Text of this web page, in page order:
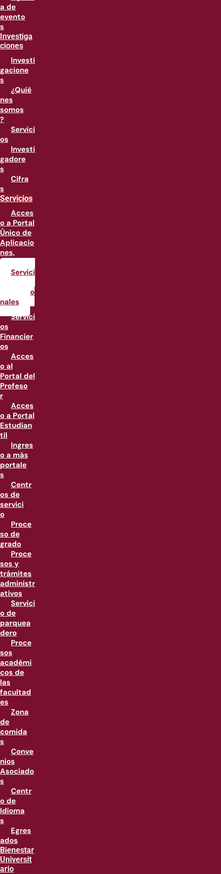
a de
evento
s
Investiga
ciones
Investi
gacione
s
¿Quié
nes
somos
?
Servici
os
Investi
gadore
s
Cifra
s
Servicios
Acces
o a Portal
Único de
Aplicacio
nes,
PUA
Servici
institucio
nales
Servici
os
Financier
os
Acces
o al
Portal del
Profeso
r
Acces
o a Portal
Estudian
til
Ingres
o a más
portale
s
Centr
os de
servici
o
Proce
so de
grado
Proce
sos y
trámites
administr
ativos
Servici
o de
parquea
dero
Proce
sos
académi
cos de
las
facultad
es
Zona
de
comida
s
Conve
nios
Asociado
s
Centr
o de
Idioma
s
Egres
ados
Bienestar
Universit
ario